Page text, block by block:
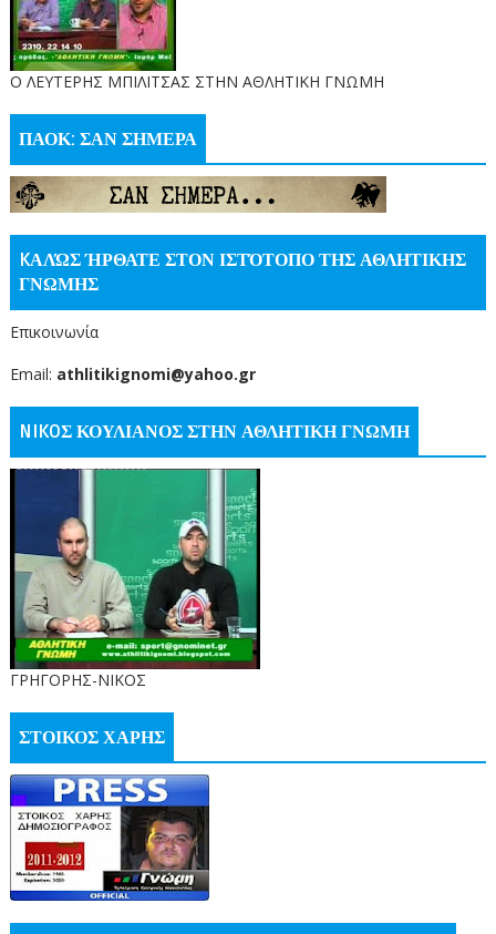
O ΛΕΥΤΕΡΗΣ ΜΠΙΛΙΤΣΑΣ ΣΤΗΝ ΑΘΛΗΤΙΚΗ ΓΝΩΜΗ
ΠΑΟΚ: ΣΑΝ ΣΗΜΕΡΑ
KΑΛΏΣ ΉΡΘΑΤΕ ΣΤΟΝ ΙΣΤΌΤΟΠΟ ΤΗΣ ΑΘΛΗΤΙΚΗΣ
ΓΝΩΜΗΣ
Επικοινωνία
Email: athlitikignomi@yahoo.gr
NIKOΣ ΚΟΥΛΙΑΝΟΣ ΣΤΗΝ ΑΘΛΗΤΙΚΗ ΓΝΩΜΗ
ΓΡΗΓΟΡΗΣ-ΝΙΚΟΣ
ΣΤΟΙΚΟΣ ΧΑΡΗΣ